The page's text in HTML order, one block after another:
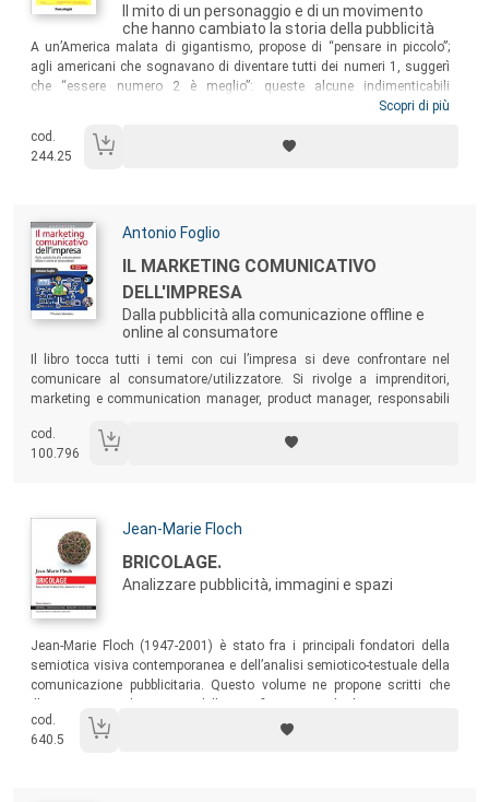
Il mito di un personaggio e di un movimento
che hanno cambiato la storia della pubblicità
Sommario:
A un’America malata di gigantismo, propose di “pensare in piccolo”;
agli americani che sognavano di diventare tutti dei numeri 1, suggerì
che “essere numero 2 è meglio”: queste alcune indimenticabili
campagne pubblicitarie del leggendario Bill Bernbach, il pubblicitario più
a far da battistrada per tutto il movimento della cosiddetta
“rivoluzione creativa”, contro un potente establishment pubblicitario
Scopri di più
cod.
244.25
Autori:
Antonio Foglio
Titolo:
IL MARKETING COMUNICATIVO
DELL'IMPRESA
Dalla pubblicità alla comunicazione offline e
online al consumatore
Il libro tocca tutti i temi con cui l’impresa si deve confrontare nel
comunicare al consumatore/utilizzatore. Si rivolge a imprenditori,
marketing e communication manager, product manager, responsabili
studenti delle facoltà della comunicazione nonché agli stessi operatori
delle agenzie della comunicazione.
cod.
100.796
Autori:
Jean-Marie Floch
Titolo:
BRICOLAGE.
Analizzare pubblicità, immagini e spazi
Jean-Marie Floch (1947-2001) è stato fra i principali fondatori della
semiotica visiva contemporanea e dell’analisi semiotico-testuale della
comunicazione pubblicitaria. Questo volume ne propone scritti che
intervenire in ambiti molto diversi della vita quotidiana e della
socialità, della cultura e della comunicazione.
cod.
640.5